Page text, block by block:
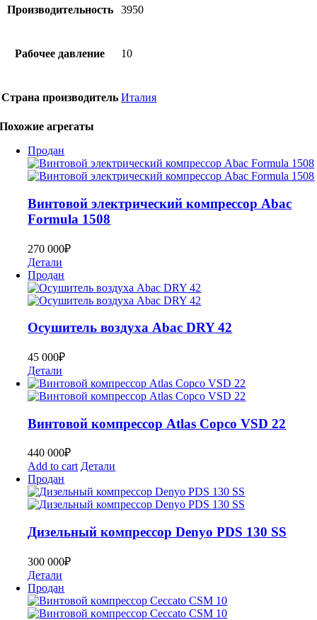
Производительность 3950
Рабочее давление 10
Страна производитель Италия
Похожие агрегаты
Продан
Bинтoвoй электрический компрессор Abac
Formula 1508
270 000₽
Детали
Продан
Осушитель воздуха Abac DRY 42
45 000₽
Детали
Винтовой компрессор Atlas Copco VSD 22
440 000₽
Add to cart Детали
Продан
Дизельный компрессор Denyo PDS 130 SS
300 000₽
Детали
Продан